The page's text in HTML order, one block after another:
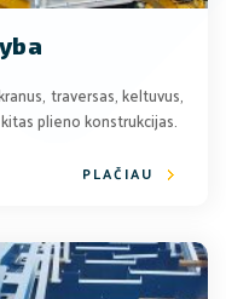
traversas, keltuvus,
plieno konstrukcijas.
PLAČIAU